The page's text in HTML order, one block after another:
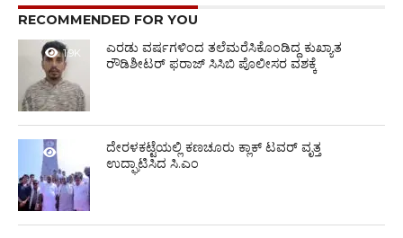
RECOMMENDED FOR YOU
1.9K
ಎರಡು ವರ್ಷಗಳಿಂದ ತಲೆಮರೆಸಿಕೊಂಡಿದ್ದ ಕುಖ್ಯಾತ
ರೌಡಿಶೀಟರ್ ಫರಾಜ್ ಸಿಸಿಬಿ ಪೊಲೀಸರ ವಶಕ್ಕೆ
ದೇರಳಕಟ್ಟೆಯಲ್ಲಿ ಕಣಚೂರು ಕ್ಲಾಕ್ ಟವರ್ ವೃತ್ತ
ಉದ್ಘಾಟಿಸಿದ ಸಿ.ಎಂ